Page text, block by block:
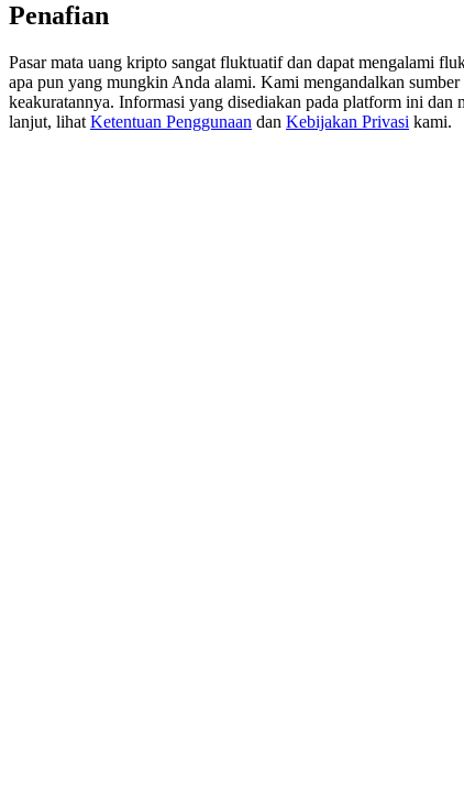
Menghasilkan
Penafian
Pasar mata uang kripto sangat fluktuatif dan dapat mengalami
apa pun yang mungkin Anda alami. Kami mengandalkan
keakuratannya. Informasi yang disediakan pada platform ini
lanjut, lihat Ketentuan Penggunaan dan Kebijakan Privasi kami.